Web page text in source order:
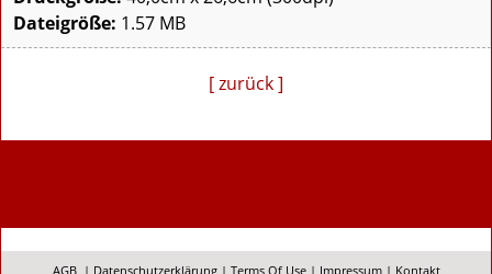
Dateigröße: 1.57 MB
[ zurück ]
AGB | Datenschutzerklärung| Terms Of Use| Impressum| Kontakt